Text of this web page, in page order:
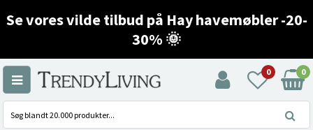
Se vores vilde tilbud på Hay havemøbler -20-
30% 🌞
0 0